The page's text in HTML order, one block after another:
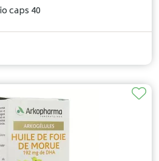
Arkogelules radis noir bio caps 40